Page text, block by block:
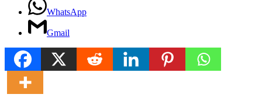
WhatsApp
Gmail